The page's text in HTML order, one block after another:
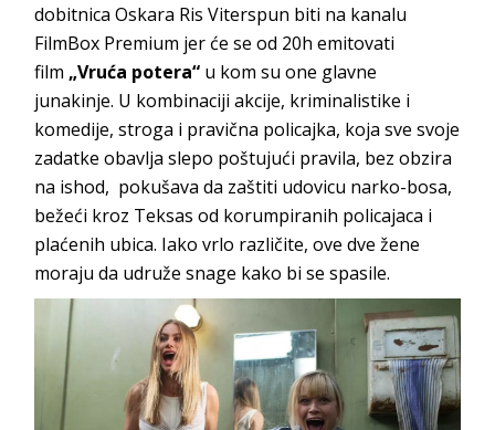
dobitnica Oskara Ris Viterspun biti na kanalu
FilmBox Premium jer će se od 20h emitovati
film „Vruća potera“ u kom su one glavne
junakinje. U kombinaciji akcije, kriminalistike i
komedije, stroga i pravična policajka, koja sve svoje
zadatke obavlja slepo poštujući pravila, bez obzira
na ishod, pokušava da zaštiti udovicu narko-bosa,
bežeći kroz Teksas od korumpiranih policajaca i
plaćenih ubica. Iako vrlo različite, ove dve žene
moraju da udruže snage kako bi se spasile.